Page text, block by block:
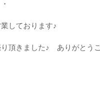
しております♪
頂きました♪　ありがとう